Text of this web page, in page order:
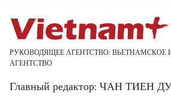
РУКОВОДЯЩЕЕ АГЕНТСТВО:
АГЕНТСТВО
Главный редактор: ЧАН ТИЕН